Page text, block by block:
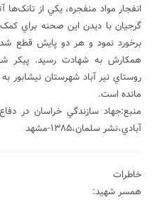
انفجار مواد منفجره، يکي از
گرجيان با ديدن اين صحنه براي
برخورد نمود و هر دو پايش قطع
همکارش به شهادت رسيد. پيکر
روستاي نير آباد شهرستان نيشابور
مانده است.
منبع:جهاد سازندگي خراسان در
آبادي،نشر سلمان،۱۳۸۵-مشهد
خاطرات
همسر شهيد: